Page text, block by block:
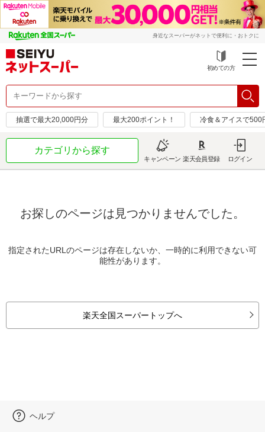
身近なスーパーがネットで便利に・おトクに
初めての方
抽選で最大20,000円分 最大200ポイント！ 冷食＆アイスで500
カテゴリから探す
キャンペーン 楽天会員登録 ログイン
お探しのページは見つかりませんでした。
指定されたURLのページは存在しないか、一時的に利用できない可
能性があります。
楽天全国スーパートップへ
ヘルプ